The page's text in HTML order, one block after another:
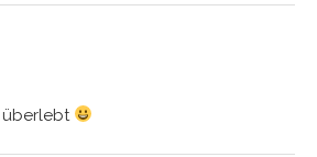
überlebt